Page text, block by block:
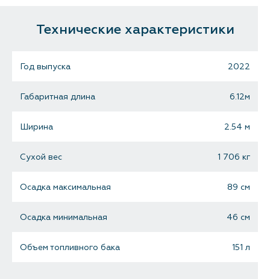
Технические характеристики
Год выпуска 2022
Габаритная длина 6.12м
Ширина 2.54 м
Сухой вес 1 706 кг
Осадка максимальная 89 см
Осадка минимальная 46 см
Объем топливного бака 151 л